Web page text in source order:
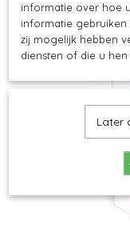
informatie over hoe
informatie
zij mogelijk hebben
diensten of die u hen
Later